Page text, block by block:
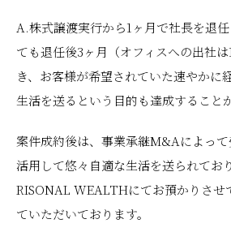
A.株式譲渡実行から1ヶ月で社長を退
ても退任後3ヶ月（オフィスへの出社
き、お客様が希望されていた速やかに
生活を送るという目的も達成すること
案件成約後は、事業承継M&Aによっ
活用して悠々自適な生活を送られてお
RISONAL WEALTHにてお預かりさせ
ていただいております。